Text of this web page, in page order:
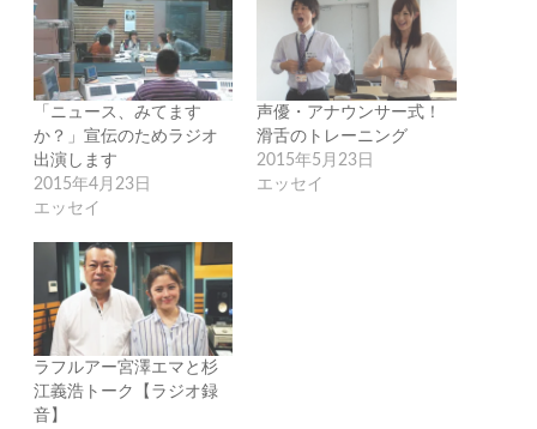
「ニュース、みてます
か？」宣伝のためラジオ
出演します
2015年4月23日
エッセイ
声優・アナウンサー式！
滑舌のトレーニング
2015年5月23日
エッセイ
ラフルアー宮澤エマと杉
江義浩トーク【ラジオ録
音】